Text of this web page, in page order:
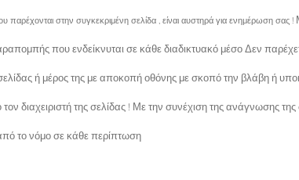
παρέχονται στην συγκεκριμένη σελίδα , είναι αυστηρά για ενημέρωση σας !
που ενδείκνυται σε κάθε διαδικτυακό μέσο Δεν
ή μέρος της με αποκοπή οθόνης με σκοπό την βλάβη ή
διαχειριστή της σελίδας ! Με την συνέχιση της ανάγνωσης
το νόμο σε κάθε περίπτωση